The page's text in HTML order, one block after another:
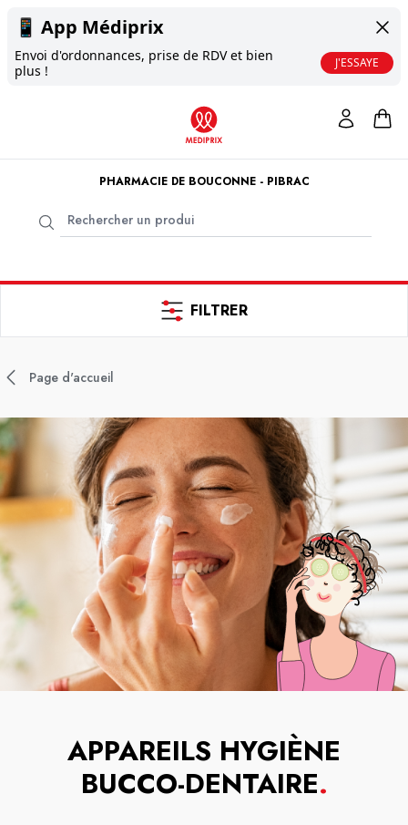
📱 App Médiprix
Envoi d'ordonnances, prise de RDV et bien
plus !
J'ESSAYE
PHARMACIE DE BOUCONNE - PIBRAC
FILTRER
Page d'accueil
APPAREILS HYGIÈNE
BUCCO-DENTAIRE.